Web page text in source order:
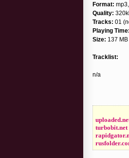
Format:
Quality:
Tracks: 01
Playing Time:
Size: 137 MB
Tracklist:
n/a
turbobit.net